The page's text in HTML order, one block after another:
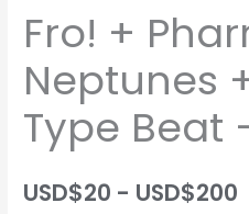
Fro! +
Neptunes
Type Beat
USD$20 - USD$200